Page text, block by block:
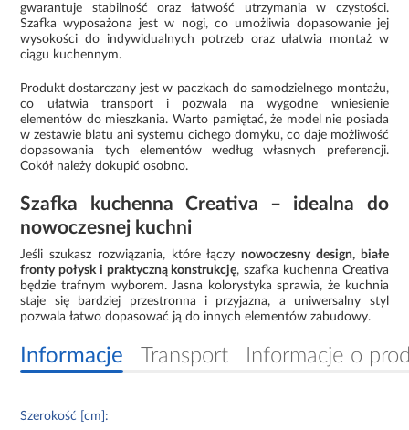
gwarantuje stabilność oraz łatwość utrzymania w czystości.
Szafka wyposażona jest w nogi, co umożliwia dopasowanie jej
wysokości do indywidualnych potrzeb oraz ułatwia montaż w
ciągu kuchennym.
Produkt dostarczany jest w paczkach do samodzielnego montażu,
co ułatwia transport i pozwala na wygodne wniesienie
elementów do mieszkania. Warto pamiętać, że model nie posiada
w zestawie blatu ani systemu cichego domyku, co daje możliwość
dopasowania tych elementów według własnych preferencji.
Cokół należy dokupić osobno.
Szafka kuchenna Creativa – idealna do
nowoczesnej kuchni
Jeśli szukasz rozwiązania, które łączynowoczesny design, białe
fronty połysk i praktyczną konstrukcję, szafka kuchenna Creativa
będzie trafnym wyborem. Jasna kolorystyka sprawia, że kuchnia
staje się bardziej przestronna i przyjazna, a uniwersalny styl
pozwala łatwo dopasować ją do innych elementów zabudowy.
Informacje Transport Informacje o
Szerokość [cm]: